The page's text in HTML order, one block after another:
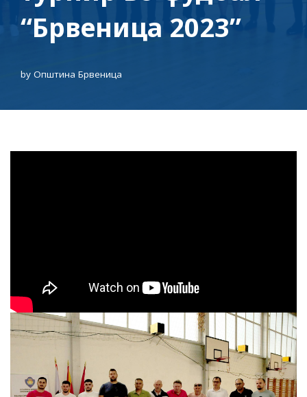
“Брвеница 2023”
by Општина Брвеница